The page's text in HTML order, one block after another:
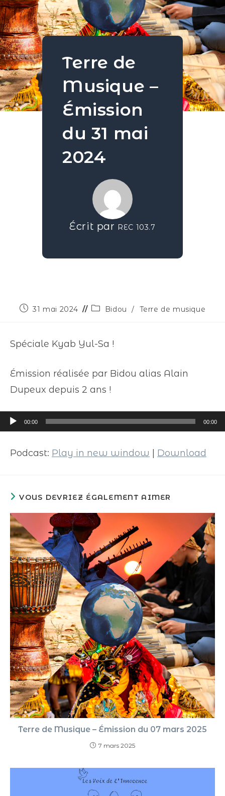
Terre de
Musique –
Émission
du 31 mai
2024
Écrit par REC 103.7
31 mai 2024 Bidou / Terre de musique
Spéciale Kyab Yul-Sa !
Émission réalisée par Bidou alias Alain
Dupeux depuis 2 ans !
Lecteur
audio
00:00 00:00
Podcast: Play in new window Download
VOUS DEVRIEZ ÉGALEMENT AIMER
Terre de Musique – Émission du 07 mars 2025
7 mars 2025